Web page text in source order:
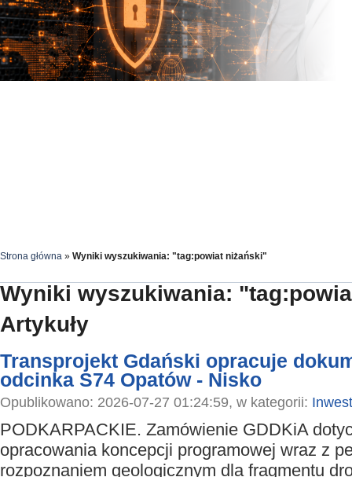
Strona główna » Wyniki wyszukiwania: "tag:powiat niżański"
Wyniki wyszukiwania:
Artykuły
Transprojekt Gdański opracuje
odcinka S74 Opatów - Nisko
Opublikowano: 2026-07-27 01:24:59, w kategorii:
PODKARPACKIE. Zamówienie GDDKiA
opracowania koncepcji programowej wraz z
rozpoznaniem geologicznym dla fragmentu